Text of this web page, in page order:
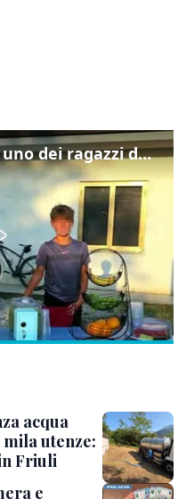
Caso Pradamano, parla uno dei ragazzi denunciati per la limonata: "Volevo anche aiutare i miei"
acqua
mila utenze:
Friuli
e